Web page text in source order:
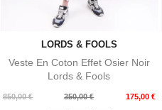
LORDS & FOOLS
Veste En Coton Effet Osier Noir
Lords & Fools
850,00 €
Prix
350,00 € 175,00 €
Prix